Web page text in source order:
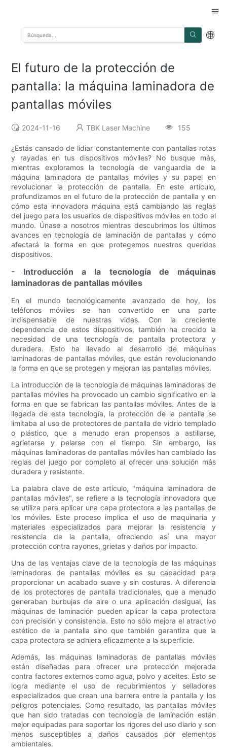
El futuro de la protección de
pantalla: la máquina laminadora de
pantallas móviles
2024-11-16 TBK Laser Machine 155
¿Estás cansado de lidiar constantemente con pantallas rotas
y rayadas en tus dispositivos móviles? No busque más,
mientras exploramos la tecnología de vanguardia de la
máquina laminadora de pantallas móviles y su papel en
revolucionar la protección de pantalla. En este artículo,
profundizamos en el futuro de la protección de pantalla y en
cómo esta innovadora máquina está cambiando las reglas
del juego para los usuarios de dispositivos móviles en todo el
mundo. Únase a nosotros mientras descubrimos los últimos
avances en tecnología de laminación de pantallas y cómo
afectará la forma en que protegemos nuestros queridos
dispositivos.
- Introducción a la tecnología de máquinas
laminadoras de pantallas móviles
En el mundo tecnológicamente avanzado de hoy, los
teléfonos móviles se han convertido en una parte
indispensable de nuestras vidas. Con la creciente
dependencia de estos dispositivos, también ha crecido la
necesidad de una tecnología de pantalla protectora y
duradera. Esto ha llevado al desarrollo de máquinas
laminadoras de pantallas móviles, que están revolucionando
la forma en que se protegen y mejoran las pantallas móviles.
La introducción de la tecnología de máquinas laminadoras de
pantallas móviles ha provocado un cambio significativo en la
forma en que se fabrican las pantallas móviles. Antes de la
llegada de esta tecnología, la protección de la pantalla se
limitaba al uso de protectores de pantalla de vidrio templado
o plástico, que a menudo eran propensos a astillarse,
agrietarse y pelarse con el tiempo. Sin embargo, las
máquinas laminadoras de pantallas móviles han cambiado las
reglas del juego por completo al ofrecer una solución más
duradera y resistente.
La palabra clave de este artículo, "máquina laminadora de
pantallas móviles", se refiere a la tecnología innovadora que
se utiliza para aplicar una capa protectora a las pantallas de
los móviles. Este proceso implica el uso de maquinaria y
materiales especializados para mejorar la resistencia y
resistencia de la pantalla, ofreciendo así una mayor
protección contra rayones, grietas y daños por impacto.
Una de las ventajas clave de la tecnología de las máquinas
laminadoras de pantallas móviles es su capacidad para
proporcionar un acabado suave y sin costuras. A diferencia
de los protectores de pantalla tradicionales, que a menudo
generaban burbujas de aire o una aplicación desigual, las
máquinas de laminación pueden aplicar la capa protectora
con precisión y consistencia. Esto no sólo mejora el atractivo
estético de la pantalla sino que también garantiza que la
capa protectora se adhiera eficazmente a la superficie.
Además, las máquinas laminadoras de pantallas móviles
están diseñadas para ofrecer una protección mejorada
contra factores externos como agua, polvo y aceites. Esto se
logra mediante el uso de recubrimientos y selladores
especializados que crean una barrera entre la pantalla y los
peligros potenciales. Como resultado, las pantallas móviles
que han sido tratadas con tecnología de laminación están
mejor equipadas para soportar los rigores del uso diario y son
menos susceptibles a daños causados ​​por elementos
ambientales.